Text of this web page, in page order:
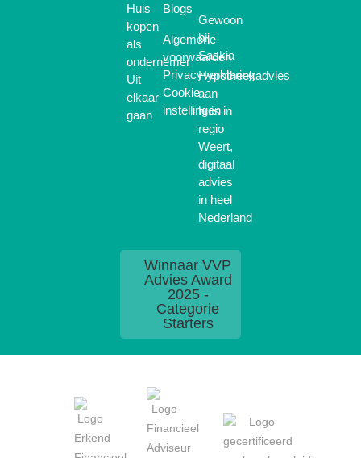
Huis
kopen
als
ondernemer
Uit
elkaar
gaan
Blogs
Algemene
voorwaarden
Privacyverklaring
Cookie
instellingen
Gewoon
bij
Saskia
Hypotheekadvies
aan
huis in
regio
Weert,
digitaal
advies
in heel
Nederland
Winnaar VVP
Advies Award
2025 -
Categorie
Starters